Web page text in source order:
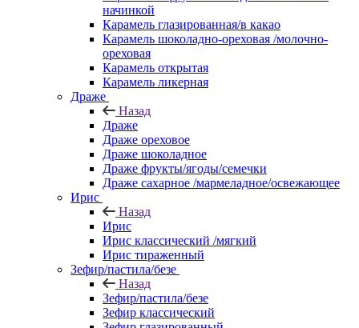
начинкой
Карамель глазированная/в какао
Карамель шоколадно-ореховая /молочно-
ореховая
Карамель открытая
Карамель ликерная
Драже
Назад
Драже
Драже ореховое
Драже шоколадное
Драже фрукты/ягоды/семечки
Драже сахарное /мармеладное/освежающее
Ирис
Назад
Ирис
Ирис классический /мягкий
Ирис тираженный
Зефир/пастила/безе
Назад
Зефир/пастила/безе
Зефир классический